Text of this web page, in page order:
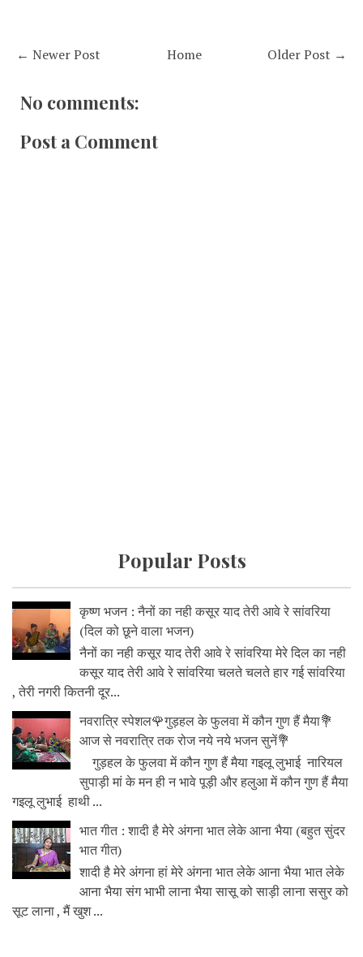
← Newer Post Older Post →
Home
No comments:
Post a Comment
Popular Posts
कृष्ण भजन : नैनों का नही कसूर याद तेरी आवे रे सांवरिया
(दिल को छूने वाला भजन)
नैनों का नही कसूर याद तेरी आवे रे सांवरिया मेरे दिल का नही
कसूर याद तेरी आवे रे सांवरिया चलते चलते हार गई सांवरिया
, तेरी नगरी कितनी दूर...
नवरात्रि स्पेशल🌹गुड़हल के फुलवा में कौन गुण हैं मैया💐
आज से नवरात्रि तक रोज नये नये भजन सुनें💐
गुड़हल के फुलवा में कौन गुण हैं मैया गइलू लुभाई नारियल
सुपाड़ी मां के मन ही न भावे पूड़ी और हलुआ में कौन गुण हैं मैया
गइलू लुभाई हाथी ...
भात गीत : शादी है मेरे अंगना भात लेके आना भैया (बहुत सुंदर
भात गीत)
शादी है मेरे अंगना हां मेरे अंगना भात लेके आना भैया भात लेके
आना भैया संग भाभी लाना भैया सासू को साड़ी लाना ससुर को
सूट लाना , मैं खुश ...